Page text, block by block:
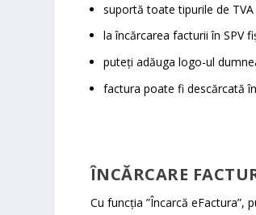
suportă toate tipurile de TVA
la încărcarea facturii în SPV
puteți adăuga logo-ul
factura poate fi descărcată
ÎNCĂRCARE
Cu funcția ”Încarcă eFactura”,